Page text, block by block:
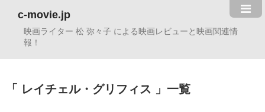
c-movie.jp
映画ライター 松 弥々子 による映画レビューと映画関連情
報！
レイチェル・グリフィス 一覧